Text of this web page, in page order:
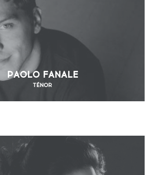
PAOLO FANALE
TÉNOR